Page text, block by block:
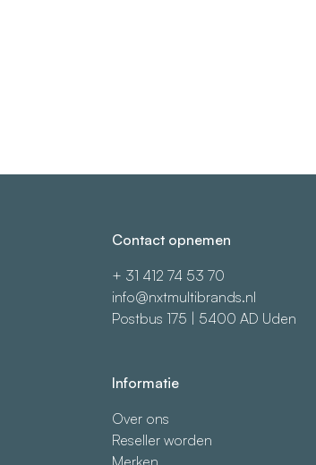
Contact opnemen
+ 31 412 74 53 70
info@nxtmultibrands.nl
Postbus 175 | 5400 AD Uden
Informatie
Over ons
Reseller worden